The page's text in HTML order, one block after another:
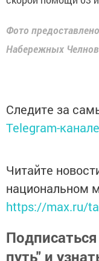
Фото
Набережных
Следите за
Telegram-канале
Читайте
национальном
https://max.ru/
путь" и